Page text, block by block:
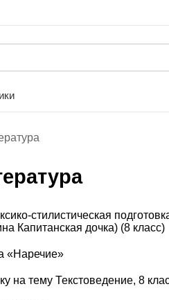
стилистическая
Капитанская дочка) (8 класс)
«Наречие»
на тему Текстоведение, 8